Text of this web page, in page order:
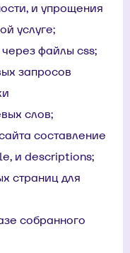
и упрощения
услуге;
файлы css;
запросов
слов;
составление
и descriptions;
страниц для
собранного